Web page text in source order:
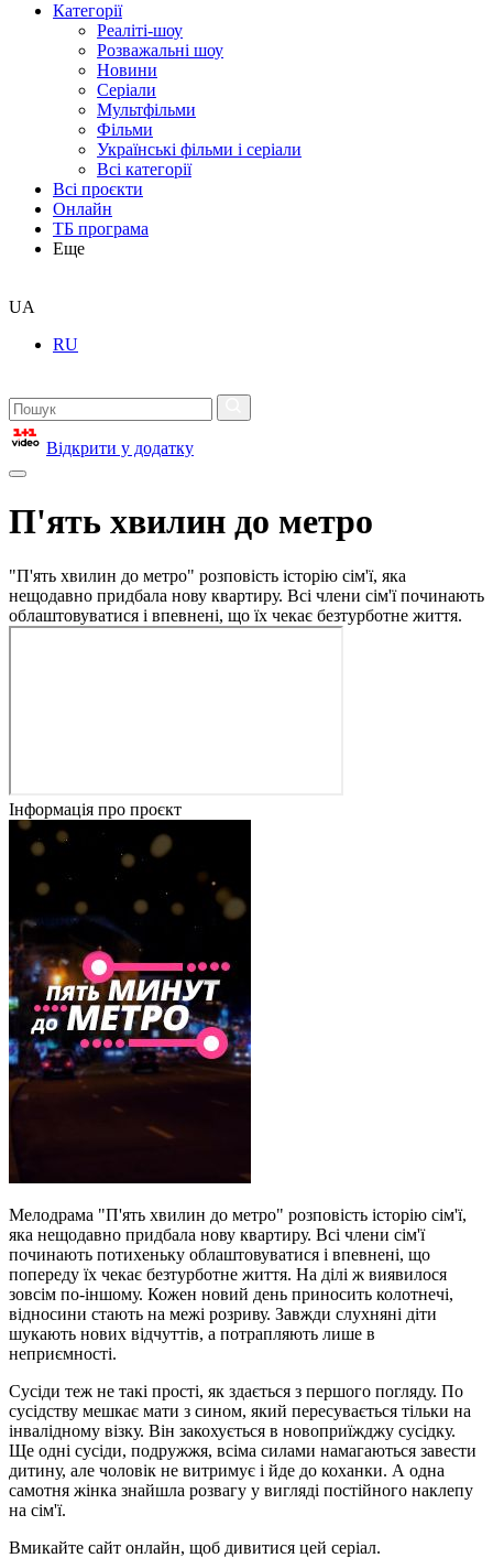
Категорії
Реаліті-шоу
Розважальні шоу
Новини
Серіали
Мультфільми
Фільми
Українські фільми і серіали
Всі категорії
Всі проєкти
Онлайн
ТБ програма
Еще
UA
RU
Відкрити у додатку
П'ять хвилин до метро
"П'ять хвилин до метро" розповість історію сім'ї, яка
нещодавно придбала нову квартиру. Всі члени сім'ї починають
облаштовуватися і впевнені, що їх чекає безтурботне життя.
Інформація про проєкт
Мелодрама "П'ять хвилин до метро" розповість історію сім'ї,
яка нещодавно придбала нову квартиру. Всі члени сім'ї
починають потихеньку облаштовуватися і впевнені, що
попереду їх чекає безтурботне життя. На ділі ж виявилося
зовсім по-іншому. Кожен новий день приносить колотнечі,
відносини стають на межі розриву. Завжди слухняні діти
шукають нових відчуттів, а потрапляють лише в
неприємності.
Сусіди теж не такі прості, як здається з першого погляду. По
сусідству мешкає мати з сином, який пересувається тільки на
інвалідному візку. Він закохується в новоприїжджу сусідку.
Ще одні сусіди, подружжя, всіма силами намагаються завести
дитину, але чоловік не витримує і йде до коханки. А одна
самотня жінка знайшла розвагу у вигляді постійного наклепу
на сім'ї.
Вмикайте сайт онлайн, щоб дивитися цей серіал.